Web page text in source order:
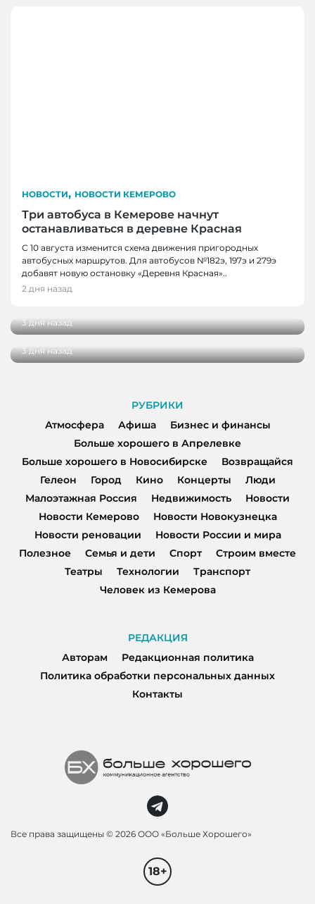
НОВОСТИ, НОВОСТИ КЕМЕРОВО
Три автобуса в Кемерове начнут
останавливаться в деревне Красная
С 10 августа изменится схема движения пригородных
автобусных маршрутов. Для автобусов №182э, 197э и 279э
добавят новую остановку «Деревня Красная»..
2 дня назад
НОВОСТИ
В Кузбассе наградили лучших тренеров,
3 дня назад
НОВОСТИ, НОВОСТИ КЕМЕРОВО
годом
3 дня назад
РУБРИКИ
Атмосфера
Афиша
Бизнес и финансы
Больше хорошего в Апрелевке
Больше хорошего в Новосибирске
Возвращайся
Гелеон
Город Кино Концерты
Люди
Малоэтажная Россия
Недвижимость
Новости
Новости Кемерово
Новости Новокузнецка
Новости реновации
Новости России и мира
Полезное
Семья и дети Спорт
Строим вместе
Театры
Технологии
Транспорт
Человек из Кемерова
РЕДАКЦИЯ
Авторам
Редакционная политика
Политика обработки персональных данных
Контакты
Все права защищены © 2026 ООО «Больше Хорошего»
18+